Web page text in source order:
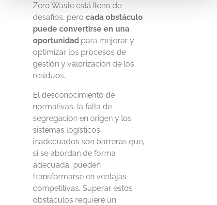
Zero Waste está lleno de
desafíos, pero cada obstáculo
puede convertirse en una
oportunidadpara mejorar y
optimizar los procesos de
gestión y valorización de los
residuos..
El desconocimiento de
normativas, la falta de
segregación en origen y los
sistemas logísticos
inadecuados son barreras que,
si se abordan de forma
adecuada, pueden
transformarse en ventajas
competitivas. Superar estos
obstáculos requiere un